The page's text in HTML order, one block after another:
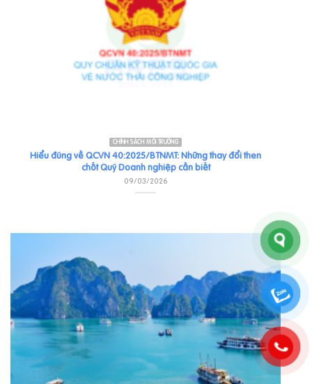
CHÍNH SÁCH MÔI TRƯỜNG
Hiểu đúng về QCVN 40:2025/BTNMT: Những thay đổi then
chốt Quý Doanh nghiệp cần biết
09/03/2026